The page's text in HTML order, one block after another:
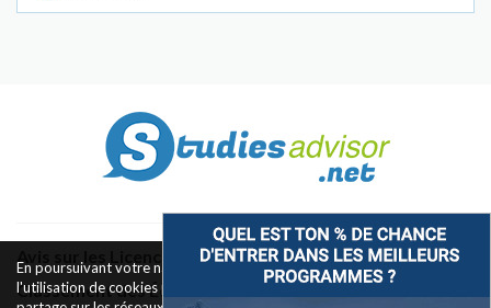
Avis sur les Licences & Bachelors
Classement des Écoles
En poursuivant votre navigation sur ce site, vous acceptez
l'utilisation de cookies pour le fonctionnement des boutons de